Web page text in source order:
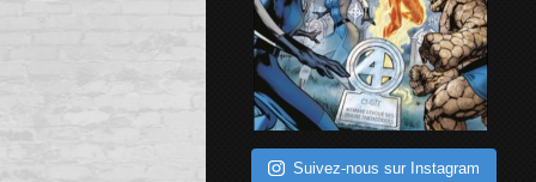
Suivez-nous sur Instagram